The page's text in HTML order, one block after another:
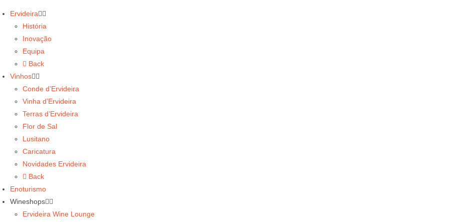
Ervideira
História
Inovação
Equipa
Back
Vinhos
Conde d’Ervideira
Vinha d’Ervideira
Terras d’Ervideira
Flor de Sal
Lusitano
Caricatura
Novidades Ervideira
Back
Enoturismo
Wineshops
Ervideira Wine Lounge